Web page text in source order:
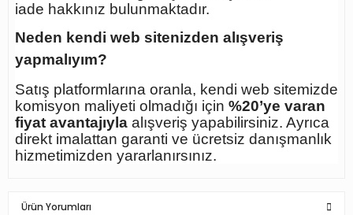
iade hakkınız bulunmaktadır.
Neden kendi web sitenizden alışveriş
yapmalıyım?
Satış platformlarına oranla, kendi web sitemizde
komisyon maliyeti olmadığı için %20’ye varan
fiyat avantajıyla alışveriş yapabilirsiniz. Ayrıca
direkt imalattan garanti ve ücretsiz danışmanlık
hizmetimizden yararlanırsınız.
Ürün Yorumları